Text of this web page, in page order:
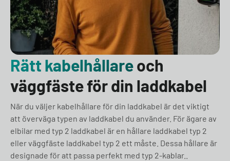
Rätt kabelhållareoch
väggfäste för din laddkabel
När du väljer kabelhållare för din laddkabel är det viktigt
att överväga typen av laddkabel du använder. För ägare av
elbilar med typ 2 laddkabel är en hållare laddkabel typ 2
eller väggfäste laddkabel typ 2 ett måste. Dessa hållare är
designade för att passa perfekt med typ 2-kablar..